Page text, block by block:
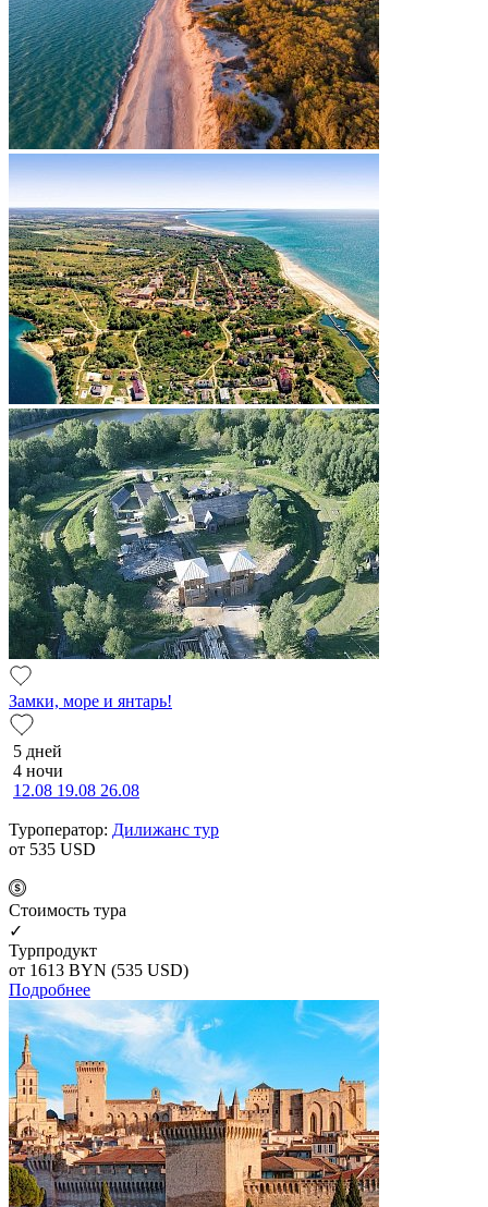
Замки, море и янтарь!
5 дней
4 ночи
12.08 19.08 26.08
Туроператор: Дилижанс тур
от 535 USD
Cтоимость тура
✓
Турпродукт
от 1613 BYN (535 USD)
Подробнее